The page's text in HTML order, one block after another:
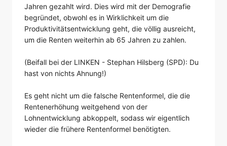
Jahren gezahlt wird. Dies wird mit der Demografie
begründet, obwohl es in Wirklichkeit um die
Produktivitätsentwicklung geht, die völlig ausreicht,
um die Renten weiterhin ab 65 Jahren zu zahlen.
(Beifall bei der LINKEN - Stephan Hilsberg (SPD): Du
hast von nichts Ahnung!)
Es geht nicht um die falsche Rentenformel, die die
Rentenerhöhung weitgehend von der
Lohnentwicklung abkoppelt, sodass wir eigentlich
wieder die frühere Rentenformel benötigten.